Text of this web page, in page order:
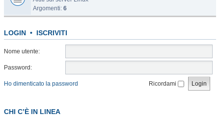
Argomenti: 6
LOGIN • ISCRIVITI
Nome utente:
Password:
Ho dimenticato la password Ricordami
CHI C’È IN LINEA